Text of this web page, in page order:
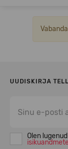
UUDISKIRJA
Olen